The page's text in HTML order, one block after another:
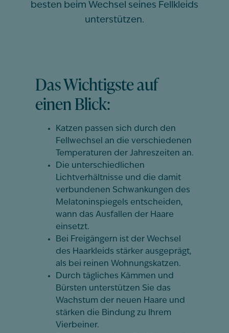
besten beim Wechsel seines Fellkleids
unterstützen.
Das Wichtigste auf
einen Blick:
Katzen passen sich durch den
Fellwechsel an die verschiedenen
Temperaturen der Jahreszeiten an.
Die unterschiedlichen
Lichtverhältnisse und die damit
verbundenen Schwankungen des
Melatoninspiegels entscheiden,
wann das Ausfallen der Haare
einsetzt.
Bei Freigängern ist der Wechsel
des Haarkleids stärker ausgeprägt,
als bei reinen Wohnungskatzen.
Durch tägliches Kämmen und
Bürsten unterstützen Sie das
Wachstum der neuen Haare und
stärken die Bindung zu Ihrem
Vierbeiner.